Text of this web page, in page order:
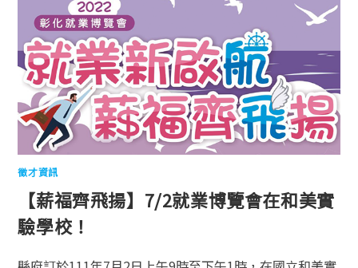
徵才資訊
【薪福齊飛揚】7/2就業博覽會在和美實
驗學校！